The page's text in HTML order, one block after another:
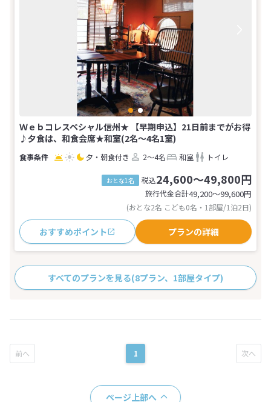
Ｗｅｂコレスペシャル信州★ 【早期申込】21日前までがお得
♪夕食は、和食会席★和室(2名～4名1室)
夕・朝食付き 2～4名 和室 トイレ
おとな1名 税込24,600～49,800円
旅行代金合計49,200〜99,600円
(おとな2名 こども0名・1部屋/1泊2日)
おすすめポイント プランの詳細
すべてのプランを見る(8プラン、1部屋タイプ)
1
ページ上部へ